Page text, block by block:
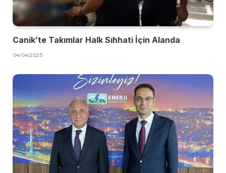
Canik’te Takımlar Halk Sıhhati İçin Alanda
04/04/2025